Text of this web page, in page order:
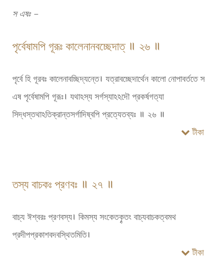
স এষঃ –
পৃর্বেষামপি গূরূঃ কালেনানবচ্ছেদাত্ ॥ ২৬ ॥
পৃর্বে হি গূরবঃ কালেনাবচ্ছিদ্যন্তে। যত্রাবচ্ছেদার্থেন কালো নোপাবর্ততে স
এষ পৃর্বেষামপি গূরূঃ। যথাঽস্য সর্গস্যাঽঽদৌ প্রকর্ষগত্যা
সিদ্ধস্তথাঽতিক্রান্তসর্গাদিষ্বপি প্রত্যেতব্যঃ ॥ ২৬ ॥
টীকা
তস্য বাচকঃ প্রণবঃ ॥ ২৭ ॥
বাচ্য ঈশ্বরঃ প্রণবস্য। কিমস্য সংকেতকৄতং বাচ্যবাচকত্বমথ
প্রদীপপ্রকাশবদবস্থিতমিতি।
টীকা